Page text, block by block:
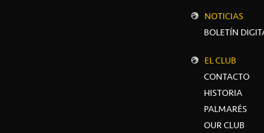
NOTICIAS
BOLETÍN
EL CLUB
CONTACTO
HISTORIA
PALMARÉS
OUR CLUB